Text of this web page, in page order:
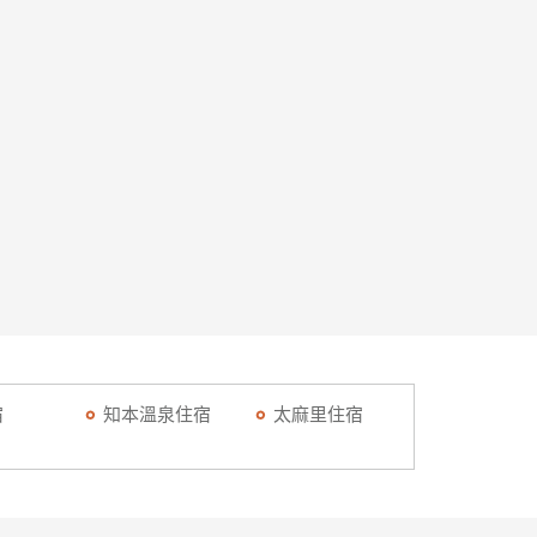
知本溫泉住宿 太麻里住宿